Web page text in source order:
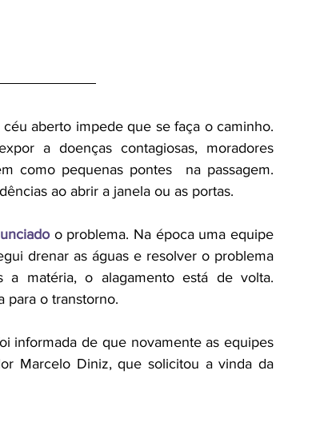
aberto impede que se faça o caminho.
a doenças contagiosas, moradores
como pequenas pontes  na passagem.
ao abrir a janela ou as portas.
o problema. Na época uma equipe
drenar as águas e resolver o problema
a matéria, o alagamento está de volta.
para o transtorno.
informada de que novamente as equipes
Marcelo Diniz, que solicitou a vinda da